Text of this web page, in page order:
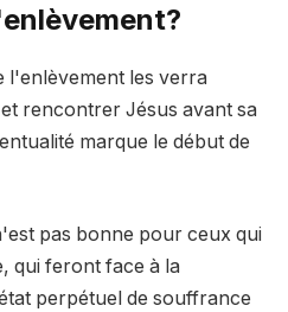
l'enlèvement les verra
rencontrer Jésus avant sa
marque le début de
pas bonne pour ceux qui
qui feront face à la
perpétuel de souffrance